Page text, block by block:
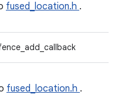
fused_location.h .
fused_location.h .